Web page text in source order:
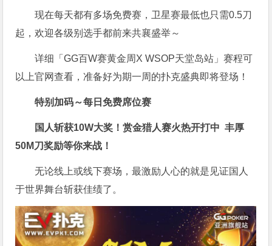
现在每天都有多场免费赛，卫星赛最低也只需0.5刀
起，欢迎各级别选手都前来共襄盛举～
详细「GG百W赛黄金周X WSOP天堂岛站」赛程可
以上官网查看，准备好为期一周的扑克盛典即将登场！
特别加码～每日免费席位赛
国人斩获10W大奖！赏金猎人赛火热开打中 丰厚
50M刀奖励等你来战！
无论线上或线下赛场，最激励人心的就是见证国人
于世界舞台斩获佳绩了。